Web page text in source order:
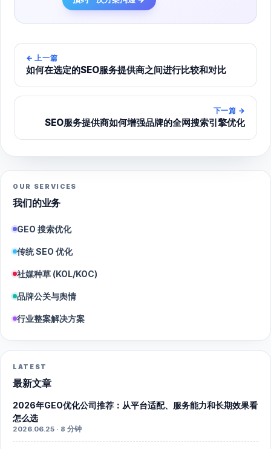
← 上一篇
如何在选定的SEO服务提供商之间进行比较和对比
下一篇 →
SEO服务提供商如何增强品牌的全网搜索引擎优化
OUR SERVICES
我们的业务
GEO 搜索优化
传统 SEO 优化
社媒种草 (KOL/KOC)
品牌公关与舆情
行业整案解决方案
LATEST
最新文章
2026年GEO优化公司推荐：从平台适配、服务能力和长期效果看
怎么选
2026.06.25 · 8 分钟